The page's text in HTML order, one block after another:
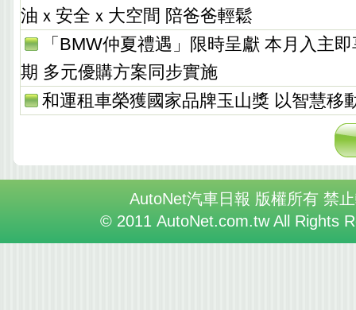
油ｘ安全ｘ大空間 陪爸爸輕鬆
「BMW仲夏禮遇」限時呈獻 本月入主
期 多元優購方案同步實施
和運租車榮獲國家品牌玉山獎 以智慧移
AutoNet汽車日報 版權所有 禁
© 2011 AutoNet.com.tw All Rights